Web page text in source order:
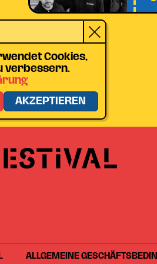
Cookies,
verbessern.
AKZEPTIEREN
ALLGEMEINE